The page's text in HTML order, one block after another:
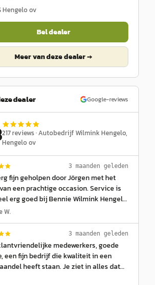
Hengelo ov
Bel dealer
Meer van deze dealer →
dealer Google-reviews
217reviews ·Autobedrijf Wilmink Hengelo,
Hengelo ov
3 maanden geleden
fijn geholpen door Jörgen met het
een prachtige occasion. Service is
erg goed bij Bennie Wilmink Hengelo.
en duidelijke communicatie. Warm en
W.
3 maanden geleden
medewerkers, goede
een fijn bedrijf die kwaliteit in een
heeft staan. Je ziet in alles dat
met de klant bovenaan staat!